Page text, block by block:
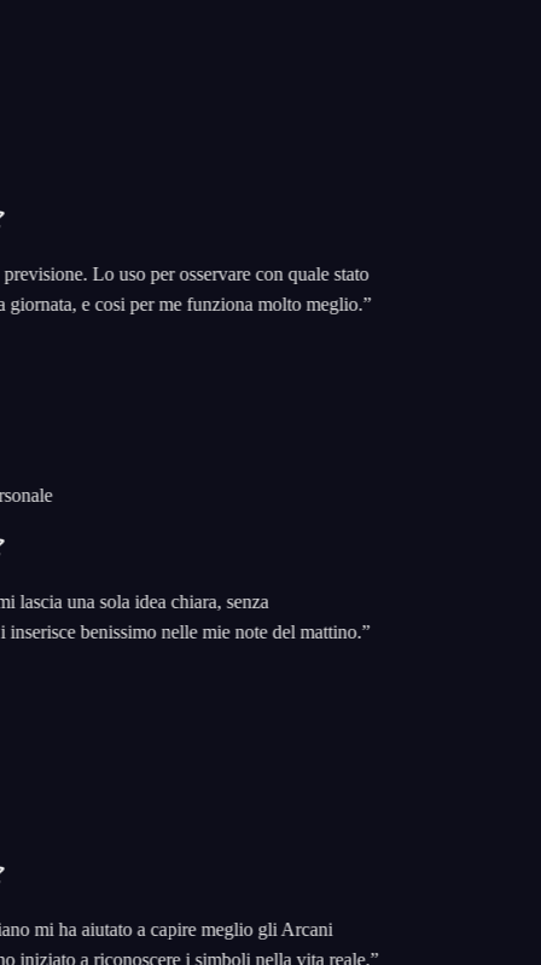
Lo uso per osservare con quale stato
e cosi per me funziona molto meglio.”
una sola idea chiara, senza
benissimo nelle mie note del mattino.”
ha aiutato a capire meglio gli Arcani
a riconoscere i simboli nella vita reale.”